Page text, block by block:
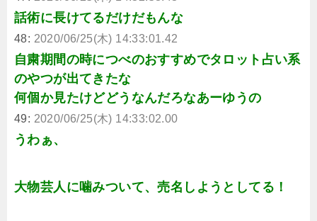
話術に長けてるだけだもんな
48: 2020/06/25(木) 14:33:01.42
自粛期間の時につべのおすすめでタロット占い系
のやつが出てきたな
何個か見たけどどうなんだろなあーゆうの
49: 2020/06/25(木) 14:33:02.00
うわぁ、
大物芸人に噛みついて、売名しようとしてる！